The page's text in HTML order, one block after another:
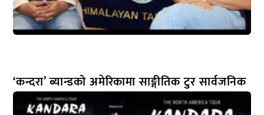
‘कन्दरा’ ब्यान्डको अमेरिकामा साङ्गीतिक टुर सार्वजनिक